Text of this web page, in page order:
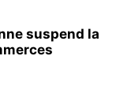
suspend la